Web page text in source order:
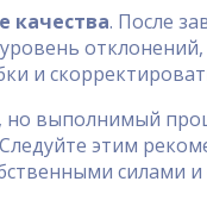
качества. После
и
выполнимый
этим
силами